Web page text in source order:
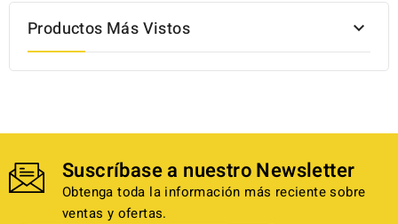
Productos Más Vistos 
Suscríbase a nuestro Newsletter
Obtenga toda la información más reciente sobre
ventas y ofertas.